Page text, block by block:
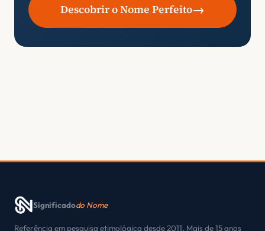
Descobrir o Nome Perfeito→
Significadodo Nome
Referência em pesquisa etimológica desde 2011. Mais de 15 anos